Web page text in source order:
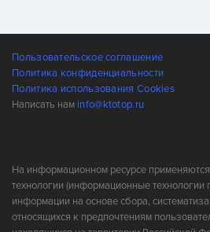
Пользовательское соглашение
Политика конфиденциальности
Политика использования Cookies
Написать нам info@ktotop.ru
На информационном ресурсе
технологии (информационные технологии
информации на основе сбора,
относящихся к предпочтениям